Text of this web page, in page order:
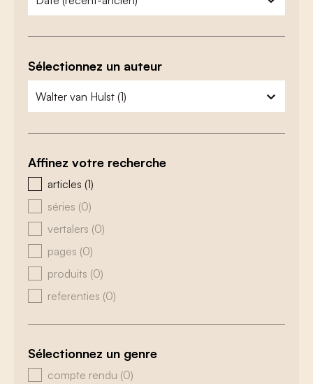
Sélectionnez un auteur
zoeken - auteurs
sélectionnez le contenu
Affinez votre recherche
zoeken - type
articles (1)
séries (0)
vertalers (0)
pages (0)
produits (0)
referenties (0)
Sélectionnez un genre
zoeken - genre
compte rendu (0)